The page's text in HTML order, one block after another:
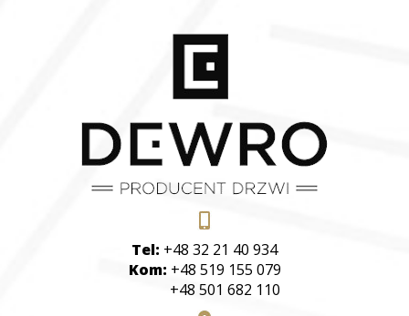
Tel: +48 32 21 40 934
Kom: +48 519 155 079
+48 501 682 110